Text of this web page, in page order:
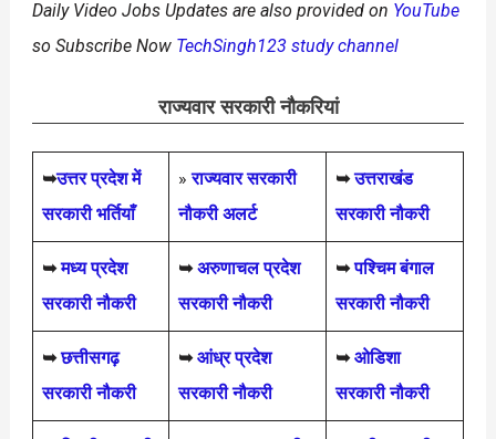
Daily Video Jobs Updates are also provided on YouTube
so Subscribe Now TechSingh123 study channel
राज्यवार सरकारी नौकरियां
➥उत्तर प्रदेश में
सरकारी भर्तियाँ
»राज्यवार सरकारी
नौकरी अलर्ट
➥ उत्तराखंड
सरकारी नौकरी
➥ मध्य प्रदेश
सरकारी नौकरी
➥ अरुणाचल प्रदेश
सरकारी नौकरी
➥ पश्चिम बंगाल
सरकारी नौकरी
➥ छत्तीसगढ़
सरकारी नौकरी
➥आंध्र प्रदेश
सरकारी नौकरी
➥ ओडिशा
सरकारी नौकरी